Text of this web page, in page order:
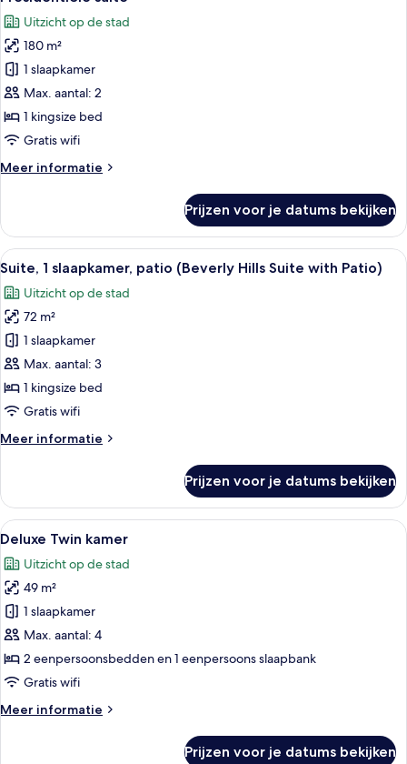
5)
foto's
voor
Presidentiële
suite
laden
Uitzicht op de stad
180 m²
1 slaapkamer
Max. aantal: 2
1 kingsize bed
Gratis wifi
Meer informatie
Meer
suite
Prijzen voor je datums bekijken
Alle
foto's
voor
Suite,
slaapkamer,
patio
(Beverly
Suite
laden
Een balkon met een tafel en
10
Suite, 1 slaapkamer, patio (Beverly Hills Suite with Patio)
Uitzicht op de stad
72 m²
1 slaapkamer
Max. aantal: 3
1 kingsize bed
Gratis wifi
Meer informatie
Meer
1
slaapkamer,
patio
Hills
Suite
with
Patio)
Prijzen voor je datums bekijken
Alle
foto's
voor
Deluxe
Twin
kamer
laden
Hotelkamer met twee bedden, een
7
Deluxe Twin kamer
Uitzicht op de stad
49 m²
1 slaapkamer
Max. aantal: 4
2 eenpersoonsbedden en 1 eenpersoons slaapbank
Gratis wifi
Meer informatie
Meer
Prijzen voor je datums bekijken